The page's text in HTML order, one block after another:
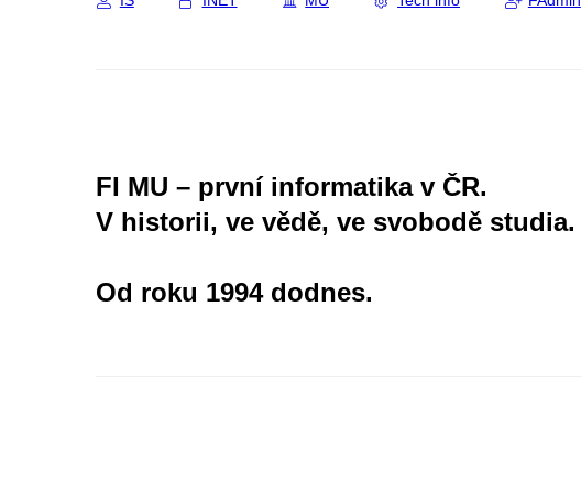
FI MU – první informatika v ČR.
V historii, ve vědě, ve svobodě studia.
Od roku 1994 dodnes.